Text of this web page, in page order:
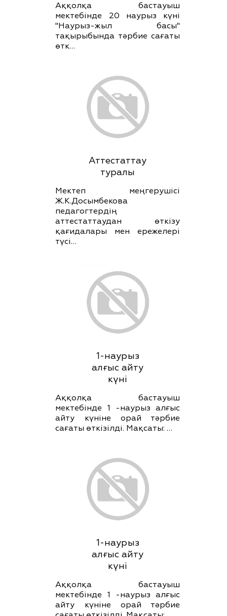
Аққолқа бастауыш
мектебінде 20 наурыз күні
"Наурыз-жыл басы"
тақырыбында тәрбие сағаты
өтк…
Аттестаттау
туралы
Мектеп меңгерушісі
Ж.К.Досымбекова
педагогтердің
аттестаттаудан өткізу
қағидалары мен ережелері
түсі…
1-наурыз
алғыс айту
күні
Аққолқа бастауыш
мектебінде 1 -наурыз алғыс
айту күніне орай тәрбие
сағаты өткізілді. Мақсаты: …
1-наурыз
алғыс айту
күні
Аққолқа бастауыш
мектебінде 1 -наурыз алғыс
айту күніне орай тәрбие